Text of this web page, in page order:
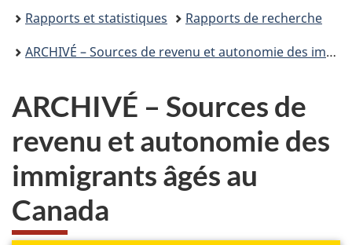
Rapports et statistiques
Rapports de recherche
ARCHIVÉ – Sources de revenu et autonomie des immigrants âgés au Canada
ARCHIVÉ – Sources de
revenu et autonomie des
immigrants âgés au
Canada